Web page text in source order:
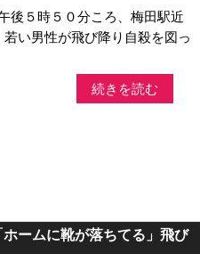
後５時５０分ころ、梅田駅近
い男性が飛び降り自殺を図っ
続きを読む
ームに靴が落ちてる」飛び